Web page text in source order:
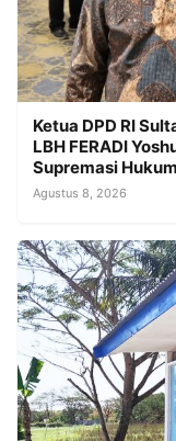
Ketua DPD RI
LBH FERADI
Supremasi Hukum
Agustus 8, 2026